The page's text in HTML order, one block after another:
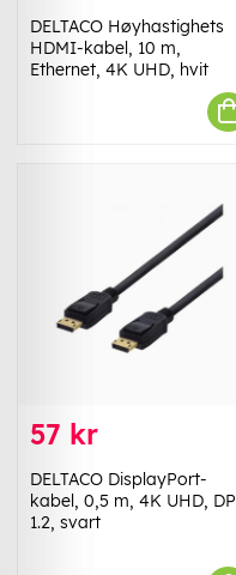
DELTACO Høyhastighets
HDMI-kabel, 10 m,
Ethernet, 4K UHD, hvit
57 kr
DELTACO DisplayPort-
kabel, 0,5 m, 4K UHD, DP
1.2, svart